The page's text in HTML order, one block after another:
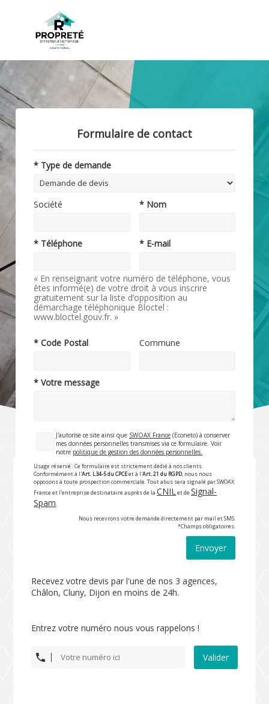
Formulaire de contact
* Type de demande
Société * Nom
* Téléphone * E-mail
« En renseignant votre numéro de téléphone, vous
êtes informé(e) de votre droit à vous inscrire
gratuitement sur la liste d’opposition au
démarchage téléphonique Bloctel :
www.bloctel.gouv.fr. »
* Code Postal Commune
* Votre message
J'autorise ce site ainsi que SWOAX France (Econeto) à conserver
mes données personnelles transmises via ce formulaire. Voir
notre politique de gestion des données personnelles.
Usage réservé : Ce formulaire est strictement dédié à nos clients.
Conformément à l'Art. L34-5 du CPCEet à l'Art. 21 du RGPD, nous nous
opposons à toute prospection commerciale. Tout abus sera signalé par SWOAX
France et l'entreprise destinataire auprès de la CNILet de Signal-
Spam.
Nous recevrons votre demande directement par mail et SMS.
*Champs obligatoires.
Envoyer
Recevez votre devis par l'une de nos 3 agences,
Châlon, Cluny, Dijon en moins de 24h.
Entrez votre numéro nous vous rappelons !
Valider